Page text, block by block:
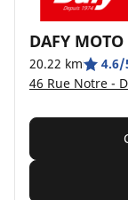
DAFY
20.22 km 4.6/
46 Rue Notre -